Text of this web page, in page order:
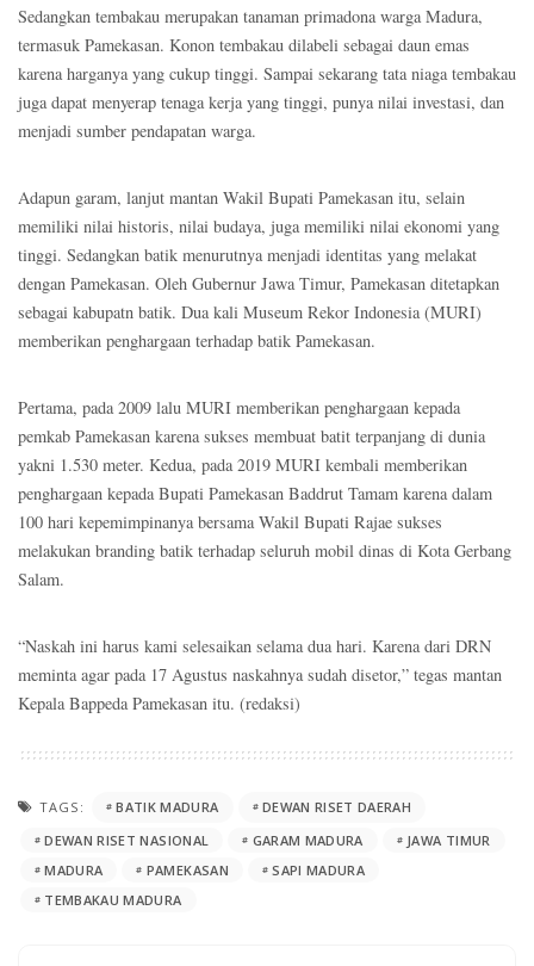
Sedangkan tembakau merupakan tanaman primadona warga Madura,
termasuk Pamekasan. Konon tembakau dilabeli sebagai daun emas
karena harganya yang cukup tinggi. Sampai sekarang tata niaga tembakau
juga dapat menyerap tenaga kerja yang tinggi, punya nilai investasi, dan
menjadi sumber pendapatan warga.
Adapun garam, lanjut mantan Wakil Bupati Pamekasan itu, selain
memiliki nilai historis, nilai budaya, juga memiliki nilai ekonomi yang
tinggi. Sedangkan batik menurutnya menjadi identitas yang melakat
dengan Pamekasan. Oleh Gubernur Jawa Timur, Pamekasan ditetapkan
sebagai kabupatn batik. Dua kali Museum Rekor Indonesia (MURI)
memberikan penghargaan terhadap batik Pamekasan.
Pertama, pada 2009 lalu MURI memberikan penghargaan kepada
pemkab Pamekasan karena sukses membuat batit terpanjang di dunia
yakni 1.530 meter. Kedua, pada 2019 MURI kembali memberikan
penghargaan kepada Bupati Pamekasan Baddrut Tamam karena dalam
100 hari kepemimpinanya bersama Wakil Bupati Rajae sukses
melakukan branding batik terhadap seluruh mobil dinas di Kota Gerbang
Salam.
“Naskah ini harus kami selesaikan selama dua hari. Karena dari DRN
meminta agar pada 17 Agustus naskahnya sudah disetor,” tegas mantan
Kepala Bappeda Pamekasan itu. (redaksi)
TAGS: BATIK MADURA
DEWAN RISET DAERAH
DEWAN RISET NASIONAL
GARAM MADURA
JAWA TIMUR
MADURA
PAMEKASAN
SAPI MADURA
TEMBAKAU MADURA